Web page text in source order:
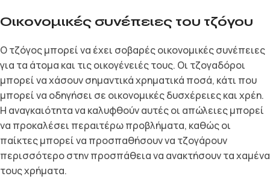
Οικονομικές συνέπειες του τζόγου
Ο τζόγος μπορεί να έχει σοβαρές οικονομικές συνέπειες
για τα άτομα και τις οικογένειές τους. Οι τζογαδόροι
μπορεί να χάσουν σημαντικά χρηματικά ποσά, κάτι που
μπορεί να οδηγήσει σε οικονομικές δυσχέρειες και χρέη.
Η αναγκαιότητα να καλυφθούν αυτές οι απώλειες μπορεί
να προκαλέσει περαιτέρω προβλήματα, καθώς οι
παίκτες μπορεί να προσπαθήσουν να τζογάρουν
περισσότερο στην προσπάθεια να ανακτήσουν τα χαμένα
τους χρήματα.